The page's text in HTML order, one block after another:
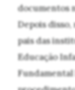
documentos
Depois disso,
pais das
Educação